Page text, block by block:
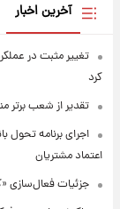
آخرین اخبار
کرد
تقدیر از شعب برتر
اجرای برنامه تحول
اعتماد مشتریان
جزئیات فعال‌سازی